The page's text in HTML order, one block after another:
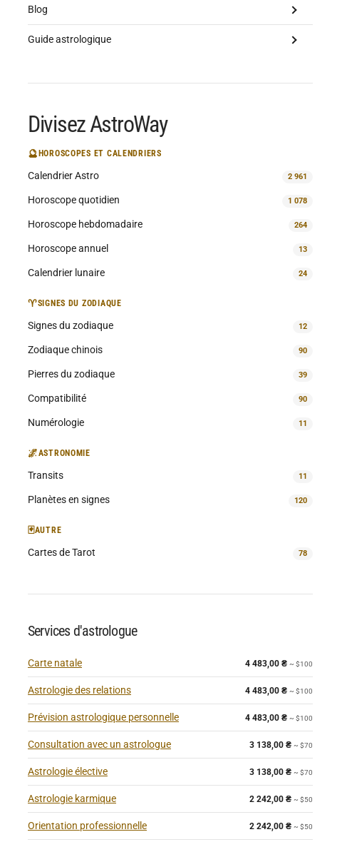
Blog
Guide astrologique
Divisez AstroWay
🔮HOROSCOPES ET CALENDRIERS
Calendrier Astro 2 961
Horoscope quotidien 1 078
Horoscope hebdomadaire 264
Horoscope annuel 13
Calendrier lunaire 24
♈SIGNES DU ZODIAQUE
Signes du zodiaque 12
Zodiaque chinois 90
Pierres du zodiaque 39
Compatibilité 90
Numérologie 11
🌌ASTRONOMIE
Transits 11
Planètes en signes 120
🃏AUTRE
Cartes de Tarot 78
Services d'astrologue
Carte natale 4 483,00 ₴ ~ $100
Astrologie des relations 4 483,00 ₴ ~ $100
Prévision astrologique personnelle 4 483,00 ₴ ~ $100
Consultation avec un astrologue 3 138,00 ₴ ~ $70
Astrologie élective 3 138,00 ₴ ~ $70
Astrologie karmique 2 242,00 ₴ ~ $50
Orientation professionnelle 2 242,00 ₴ ~ $50